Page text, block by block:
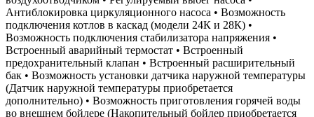
Антиблокировка циркуляционного насоса • Возможность
подключения котлов в каскад (модели 24К и 28К) •
Возможность подключения стабилизатора напряжения •
Встроенный аварийный термостат • Встроенный
предохранительный клапан • Встроенный расширительный
бак • Возможность установки датчика наружной температуры
(Датчик наружной температуры приобретается
дополнительно) • Возможность приготовления горячей воды
во внешнем бойлере (Накопительный бойлер приобретается